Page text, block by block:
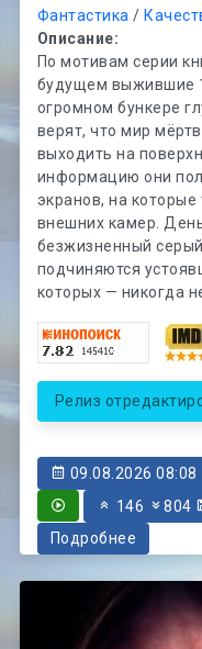
Фантастика /
Описание:
По мотивам серии
будущем выжившие
огромном бункере
верят, что мир
выходить на
информацию они
экранов, на
внешних камер.
безжизненный
подчиняются
которых — никогда
Релиз
09.08.2026 08:08
146
804
Подробнее